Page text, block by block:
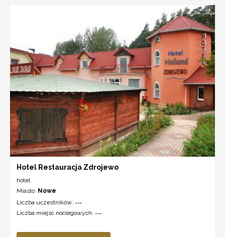
Hotel Restauracja Zdrojewo
hotel
Miasto: Nowe
Liczba uczestników: ---
Liczba miejsc noclegowych: ---